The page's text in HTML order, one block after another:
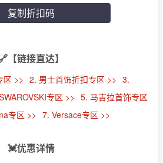
复制折扣码
【链接直达】
区 >> 2. 男士首饰折扣专区 >> 3.
专区 >> 5. 马吉拉首饰专区
专区 >> 7. Versace专区 >>
💓优惠详情